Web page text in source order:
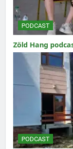
PODCAST
Zöld Hang
PODCAST